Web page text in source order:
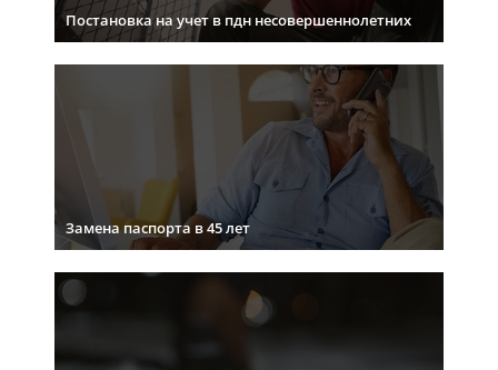
Постановка на учет в пдн несовершеннолетних
Замена паспорта в 45 лет